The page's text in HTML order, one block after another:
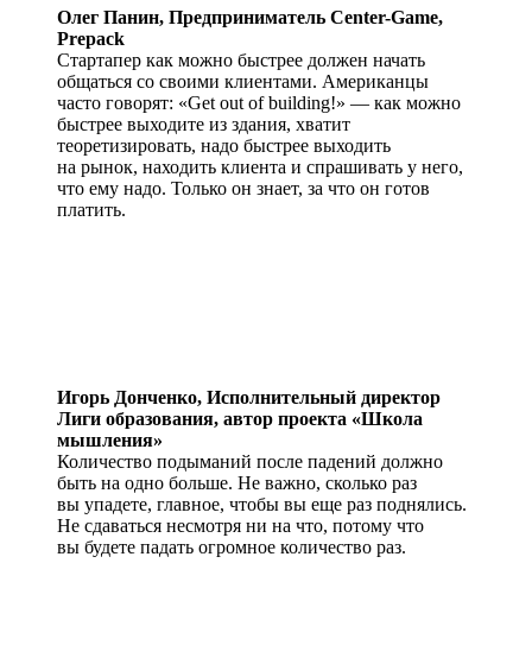
Олег Панин, Предприниматель Center-Game,
Prepack
Стартапер как можно быстрее должен начать
общаться со своими клиентами. Американцы
часто говорят: «Get out of building!» — как можно
быстрее выходите из здания, хватит
теоретизировать, надо быстрее выходить
на рынок, находить клиента и спрашивать у него,
что ему надо. Только он знает, за что он готов
платить.
Игорь Донченко, Исполнительный директор
Лиги образования, автор проекта «Школа
мышления»
Количество подыманий после падений должно
быть на одно больше. Не важно, сколько раз
вы упадете, главное, чтобы вы еще раз поднялись.
Не сдаваться несмотря ни на что, потому что
вы будете падать огромное количество раз.